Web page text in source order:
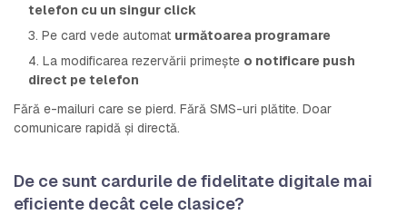
telefon cu un singur click
3. Pe card vede automat următoarea programare
4. La modificarea rezervării primește o notificare push
direct pe telefon
Fără e-mailuri care se pierd. Fără SMS-uri plătite. Doar
comunicare rapidă și directă.
De ce sunt cardurile de fidelitate digitale mai
eficiente decât cele clasice?